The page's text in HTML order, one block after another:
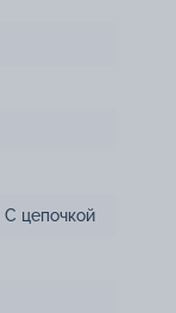
С цепочкой